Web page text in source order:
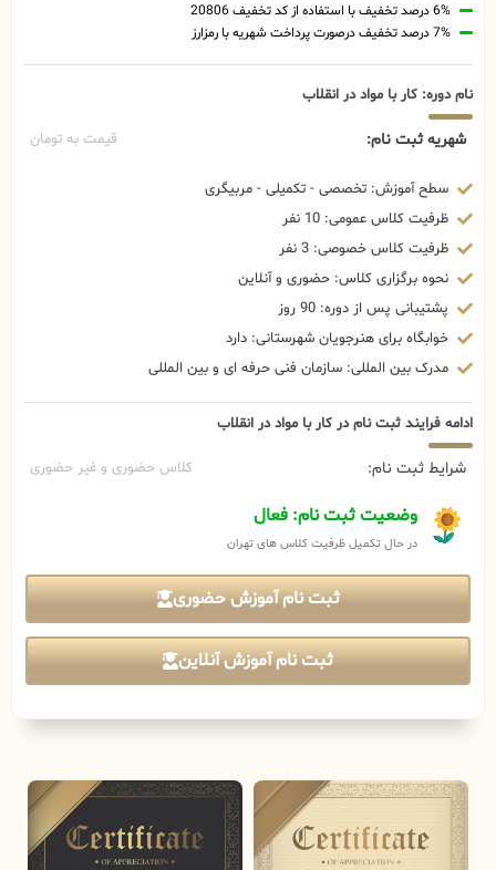
6% درصد تخفیف با استفاده از کد تخفیف 20806
7% درصد تخفیف درصورت پرداخت شهریه با رمزارز
نام دوره: کار با مواد در انقلاب
شهریه ثبت نام: قیمت به تومان
سطح آموزش: تخصصی - تکمیلی - مربیگری
ظرفیت کلاس عمومی: 10 نفر
ظرفیت کلاس خصوصی: 3 نفر
نحوه برگزاری کلاس: حضوری و آنلاین
پشتیبانی پس از دوره: 90 روز
خوابگاه برای هنرجویان شهرستانی: دارد
مدرک بین المللی: سازمان فنی حرفه ای و بین المللی
ادامه فرایند ثبت نام در کار با مواد در انقلاب
شرایط ثبت نام: کلاس حضوری و غیر حضوری
وضعیت ثبت نام: فعال
در حال تکمیل ظرفیت کلاس های تهران
ثبت نام آموزش حضوری
ثبت نام آموزش آنلاین